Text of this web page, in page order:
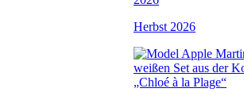
Herbst 2026